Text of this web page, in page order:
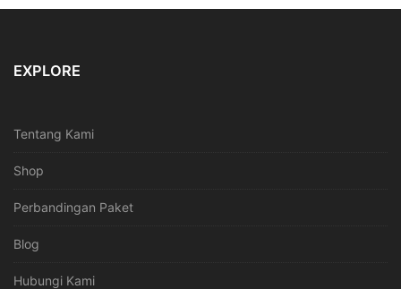
EXPLORE
Tentang Kami
Shop
Perbandingan Paket
Blog
Hubungi Kami